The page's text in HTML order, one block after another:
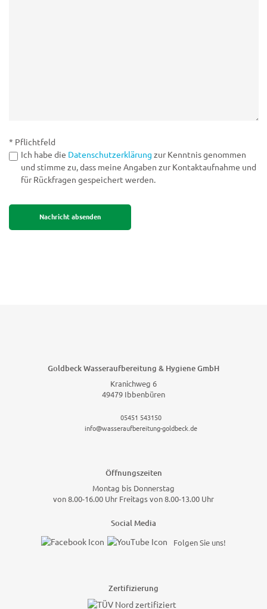
* Pflichtfeld
Ich habe die Datenschutzerklärung zur Kenntnis genommen
und stimme zu, dass meine Angaben zur Kontaktaufnahme und
für Rückfragen gespeichert werden.
Goldbeck Wasseraufbereitung & Hygiene GmbH
Kranichweg 6
49479 Ibbenbüren
05451 543150
info@wasseraufbereitung-goldbeck.de
Öffnungszeiten
Montag bis Donnerstag
von 8.00-16.00 Uhr Freitags von 8.00-13.00 Uhr
Social Media
Folgen Sie uns!
Zertifizierung